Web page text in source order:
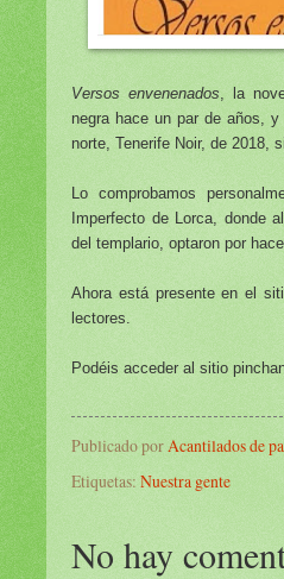
Versos envenenados , la
negra hace un par de años,
norte, Tenerife Noir, de 2018,
Lo comprobamos
Imperfecto de Lorca, donde
del templario, optaron por
Ahora está presente en el
lectores.
Podéis acceder al sitio
Publicado porAcantilados de
Etiquetas: Nuestra gente
No hay